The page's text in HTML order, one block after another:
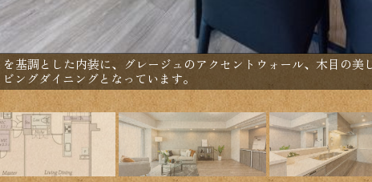
基調とした内装に、グレージュのアクセントウォール、木目の美
ングダイニングとなっています。